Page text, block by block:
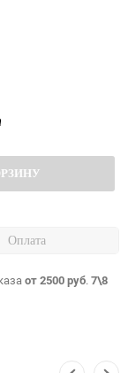
Оплата
от 2500 руб.7\8